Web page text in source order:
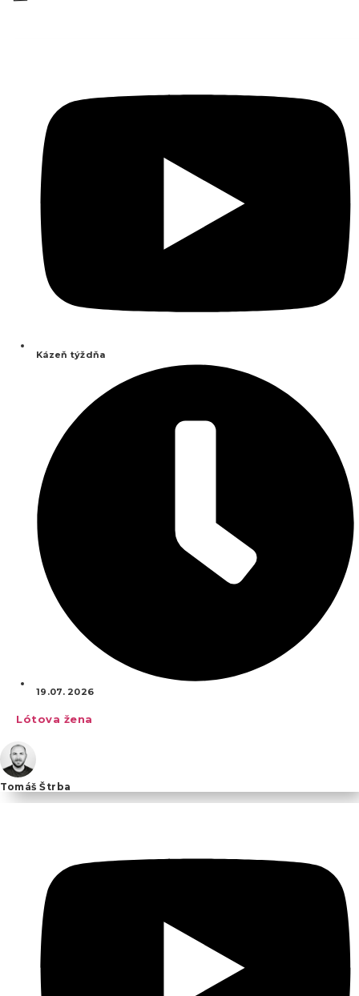
Kázeň týždňa
19.07. 2026
Lótova žena
Tomáš Štrba